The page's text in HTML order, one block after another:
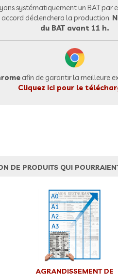
systématiquement un BAT
déclenchera la production.
du BAT avant 11 h.
afin de garantir la meilleure
Cliquez ici pour le
DE PRODUITS QUI
AGRANDISSEMENT DE